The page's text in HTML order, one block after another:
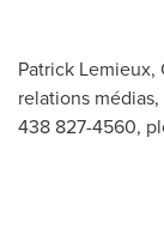
Patrick
relations
438 827-4560,